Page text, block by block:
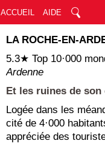
ACCUEIL AIDE
LA ROCHE-EN-
5.3★ Top 10·000
Ardenne
Et les ruines de son
Logée dans les
cité de 4·000
appréciée des